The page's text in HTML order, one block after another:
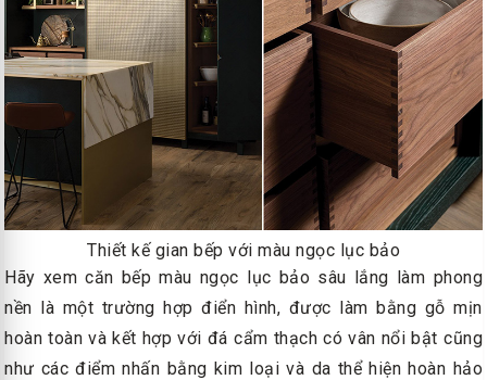
Thiết kế gian bếp với màu ngọc lục bảo
Hãy xem căn bếp màu ngọc lục bảo sâu lắng làm phong
nền là một trường hợp điển hình, được làm bằng gỗ mịn
hoàn toàn và kết hợp với đá cẩm thạch có vân nổi bật cũng
như các điểm nhấn bằng kim loại và da thể hiện hoàn hảo